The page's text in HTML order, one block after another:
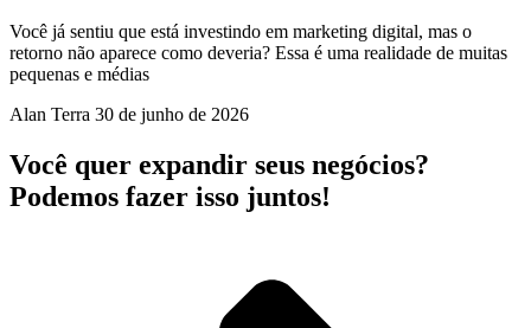
Você já sentiu que está investindo em marketing digital, mas o
retorno não aparece como deveria? Essa é uma realidade de muitas
pequenas e médias
Alan Terra 30 de junho de 2026
Você quer expandir seus negócios?
Podemos fazer isso juntos!